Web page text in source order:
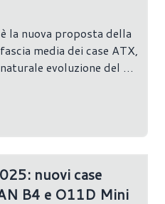
la nuova proposta della
media dei case ATX,
evoluzione del già
nuovi case
B4 e O11D Mini